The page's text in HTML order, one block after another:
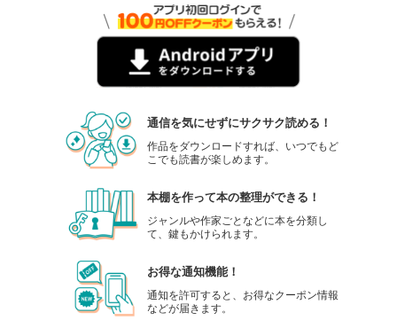
通信を気にせずにサクサク読める！
作品をダウンロードすれば、いつでもど
こでも読書が楽しめます。
本棚を作って本の整理ができる！
ジャンルや作家ごとなどに本を分類し
て、鍵もかけられます。
お得な通知機能！
通知を許可すると、お得なクーポン情報
などが届きます。